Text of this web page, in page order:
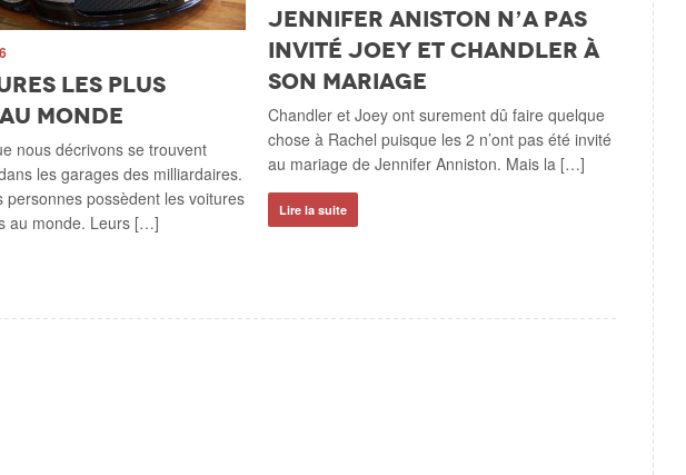
les plus
monde
nous décrivons se trouvent
les garages des milliardaires.
personnes possèdent les voitures
au monde. Leurs […]
Jennifer Aniston n’a pas
invité Joey et Chandler à
son mariage
Chandler et Joey ont surement dû faire quelque
chose à Rachel puisque les 2 n’ont pas été invité
au mariage de Jennifer Anniston. Mais la […]
Lire la suite
Une
chose
une
bien
Lire la